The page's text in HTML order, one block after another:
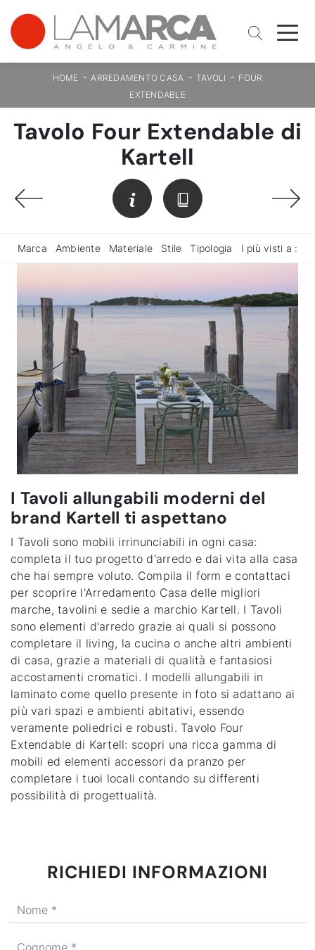
HOME -ARREDAMENTO CASA -TAVOLI - FOUR
EXTENDABLE
Tavolo Four Extendable di
Kartell
Marca Ambiente Materiale Stile Tipologia I più visti a :
I Tavoli allungabili moderni del
brand Kartell ti aspettano
I Tavoli sono mobili irrinunciabili in ogni casa:
completa il tuo progetto d'arredo e dai vita alla casa
che hai sempre voluto. Compila il form e contattaci
per scoprire l'Arredamento Casa delle migliori
marche, tavolini e sedie a marchio Kartell. I Tavoli
sono elementi d'arredo grazie ai quali si possono
completare il living, la cucina o anche altri ambienti
di casa, grazie a materiali di qualità e fantasiosi
accostamenti cromatici. I modelli allungabili in
laminato come quello presente in foto si adattano ai
più vari spazi e ambienti abitativi, essendo
veramente poliedrici e robusti. Tavolo Four
Extendable di Kartell: scopri una ricca gamma di
mobili ed elementi accessori da pranzo per
completare i tuoi locali contando su differenti
possibilità di progettualità.
RICHIEDI INFORMAZIONI